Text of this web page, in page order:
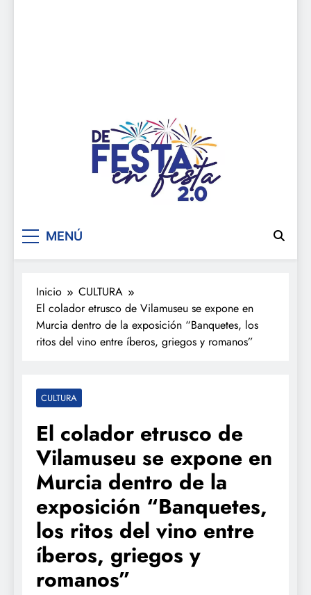
De festa en festa 2.0
MENÚ
Inicio
CULTURA
El colador etrusco de Vilamuseu se expone en
Murcia dentro de la exposición “Banquetes, los
ritos del vino entre íberos, griegos y romanos”
CULTURA
El colador etrusco de
Vilamuseu se expone en
Murcia dentro de la
exposición “Banquetes,
los ritos del vino entre
íberos, griegos y
romanos”